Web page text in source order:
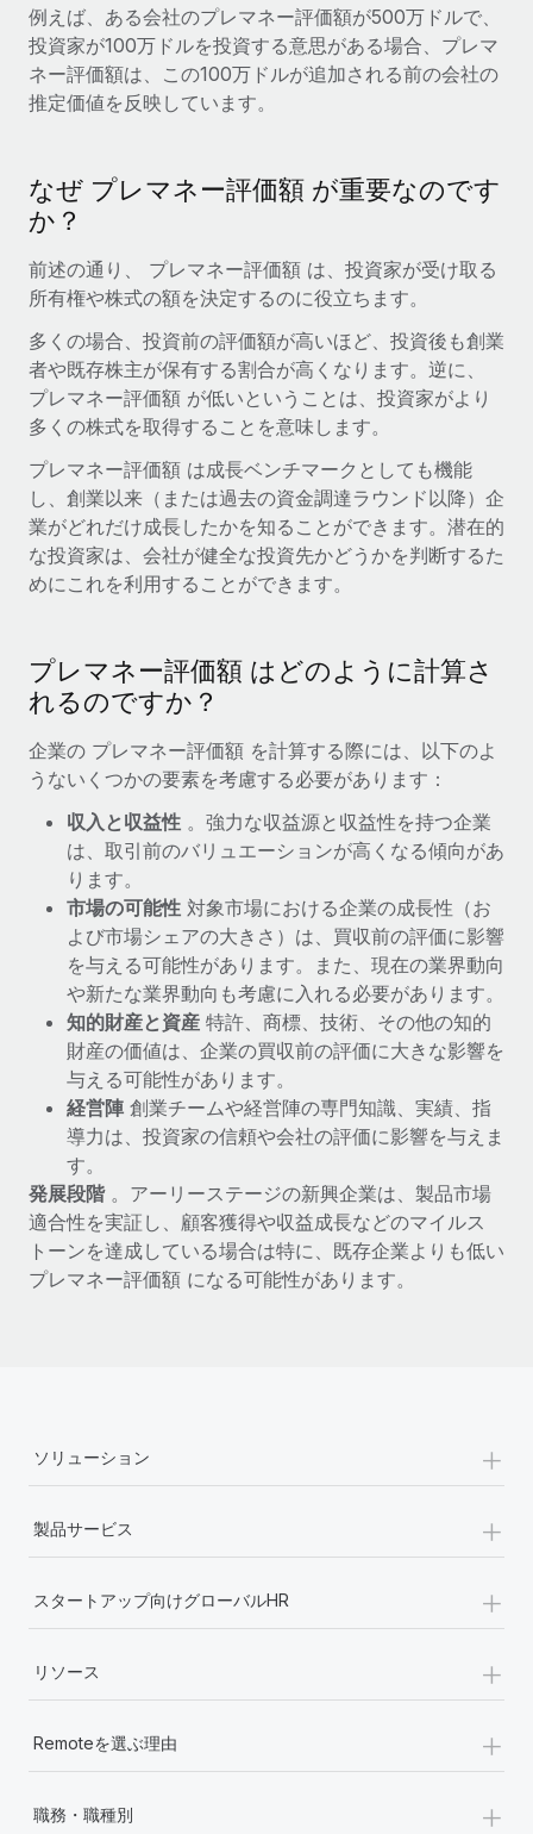
チームのための人事の基本機能を内蔵
接続 新しい
当社のMCPを使用して、あらゆるAIツールをRemoteに接続
サービス
グローバル人事・コンプライアンスの専門サポート
バックグラウンドチェック
候補者の選考プロセスをシンプルに
Compliance Watchtower
コンプライアンスリスクを先回りして対応
デバイス管理
ITデバイスを世界規模で提供・管理
法令順守した法人をスピーディに設立
移住・転勤
従業員の異動をスムーズに
従業員の福利厚生を簡単に管理
大企業向けのグローバルHR
パートナーに登録
Remote Build
近日リリース予定
活用事例
チェックリストおよびテンプレート
職務内容ライブラリ
イベント
ニュースルーム
給与・人材情報
情報センター
サポートを依頼する
すべてのリソースを表示する
ブログ
グローバル給与処理
EORおよびPEO
税務
ブログを読む
ブログ
Remoteの製品アップデート：GustoとXeroの統合お
よびContractor Management Plus（契約社員管理
プラス）
Remoteの使命は、世界のどこにいても、あらゆる規模の企業が
業務に最適な人材を採用し、管理し、給与を支給できるようにす
ることです。この数週間で、新しい統合、機能、改良点をリリー
スしました。...
詳細を見る
給与詐欺：種類、事例、ビジネスを守る方法
給与, 賃金は詐欺の特に魅力的な標的です。多額の資金がシステ
ム間で頻繁に移動しているためです。このため、自社のビジネス
を保護することは極めて重要です。...
Português (Portugal)
日本語
中文（简体）
例えば、ある会社のプレマネー評価額が500万ドルで、
投資家が100万ドルを投資する意思がある場合、プレマ
ネー評価額は、この100万ドルが追加される前の会社の
推定価値を反映しています。
なぜ プレマネー評価額 が重要なのです
か？
前述の通り、 プレマネー評価額 は、投資家が受け取る
所有権や株式の額を決定するのに役立ちます。
多くの場合、投資前の評価額が高いほど、投資後も創業
者や既存株主が保有する割合が高くなります。逆に、
プレマネー評価額 が低いということは、投資家がより
多くの株式を取得することを意味します。
プレマネー評価額 は成長ベンチマークとしても機能
し、創業以来（または過去の資金調達ラウンド以降）企
業がどれだけ成長したかを知ることができます。潜在的
な投資家は、会社が健全な投資先かどうかを判断するた
めにこれを利用することができます。
プレマネー評価額 はどのように計算さ
れるのですか？
企業の プレマネー評価額 を計算する際には、以下のよ
うないくつかの要素を考慮する必要があります：
収入と収益性 。強力な収益源と収益性を持つ企業
は、取引前のバリュエーションが高くなる傾向があ
ります。
市場の可能性 対象市場における企業の成長性（お
よび市場シェアの大きさ）は、買収前の評価に影響
を与える可能性があります。また、現在の業界動向
や新たな業界動向も考慮に入れる必要があります。
知的財産と資産 特許、商標、技術、その他の知的
財産の価値は、企業の買収前の評価に大きな影響を
与える可能性があります。
経営陣 創業チームや経営陣の専門知識、実績、指
導力は、投資家の信頼や会社の評価に影響を与えま
す。
発展段階。アーリーステージの新興企業は、製品市場
適合性を実証し、顧客獲得や収益成長などのマイルス
トーンを達成している場合は特に、既存企業よりも低い
プレマネー評価額 になる可能性があります。
ソリューション +
製品サービス +
スタートアップ向けグローバルHR +
リソース +
Remoteを選ぶ理由 +
職務・職種別 +